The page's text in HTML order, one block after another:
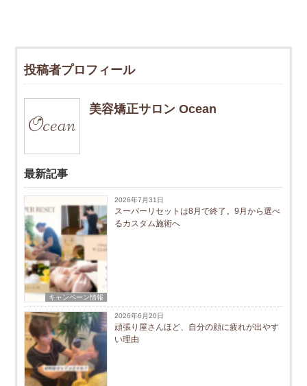
投稿者プロフィール
美容矯正サロン Ocean
最新記事
キャンペーン情報
2026年7月31日
スーパーリセットは8月で終了。9月から選べ
るカスタム施術へ
2026年6月20日
頑張り屋さんほど、自分の顔に疲れが出やす
い理由